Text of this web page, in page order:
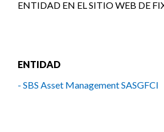
ENTIDAD EN EL SITIO WEB DE
ENTIDAD
- SBS Asset Management SASGFCI